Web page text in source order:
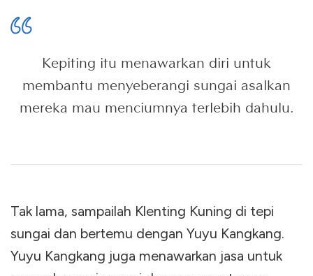
Kepiting itu menawarkan diri untuk
membantu menyeberangi sungai asalkan
mereka mau menciumnya terlebih dahulu.
Tak lama, sampailah Klenting Kuning di tepi
sungai dan bertemu dengan Yuyu Kangkang.
Yuyu Kangkang juga menawarkan jasa untuk